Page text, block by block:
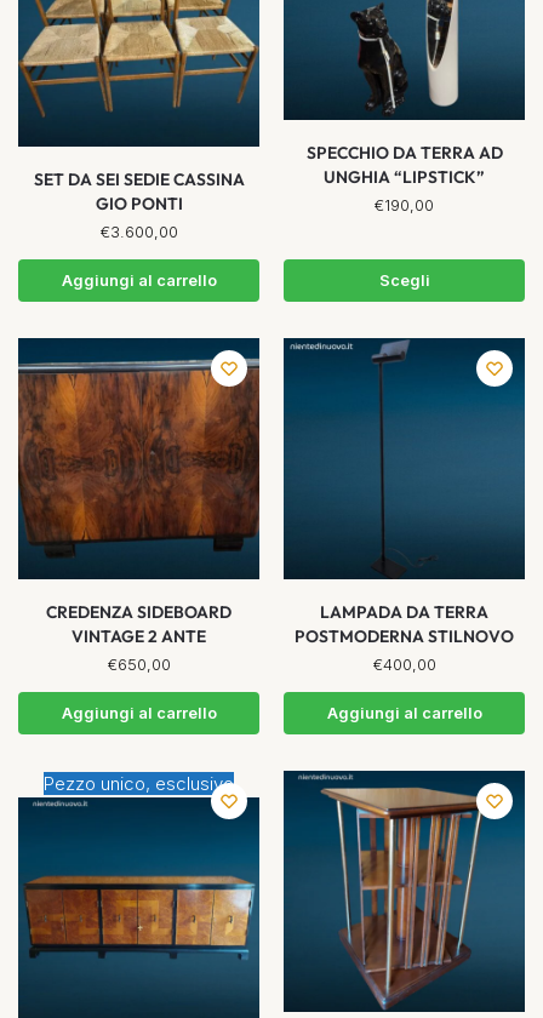
SET DA SEI SEDIE CASSINA
GIO PONTI
€3.600,00
Aggiungi al carrello
SPECCHIO DA TERRA AD
UNGHIA “LIPSTICK”
€190,00
Scegli
CREDENZA SIDEBOARD
VINTAGE 2 ANTE
€650,00
Aggiungi al carrello
LAMPADA DA TERRA
POSTMODERNA STILNOVO
€400,00
Aggiungi al carrello
Pezzo unico, esclusivo